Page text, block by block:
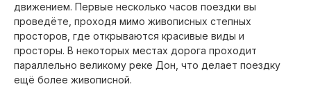
движением. Первые несколько часов поездки вы
проведёте, проходя мимо живописных степных
просторов, где открываются красивые виды и
просторы. В некоторых местах дорога проходит
параллельно великому реке Дон, что делает поездку
ещё более живописной.